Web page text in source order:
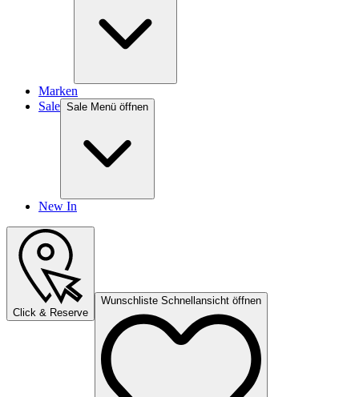
Marken
Sale Sale Menü öffnen
New In
Click & Reserve
Wunschliste Schnellansicht öffnen